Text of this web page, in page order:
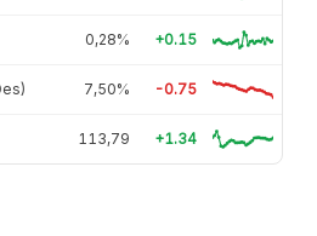
0,28% +0.15
7,50% -0.75
113,79 +1.34